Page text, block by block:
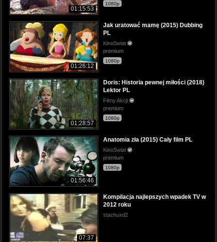
01:15:53
1080p
01:26:12
Jak uratować mamę (2015) Dubbing
PL
KinoSwiat
premium
1080p
01:28:57
Doris: Historia pewnej miłości (2018)
Lektor PL
Filmy Akcji
premium
1080p
01:56:46
Anatomia zła (2015) Cały film PL
KinoSwiat
premium
1080p
07:37
Kompilacja najlepszych wpadek TV w
2012 roku
stachuxd2